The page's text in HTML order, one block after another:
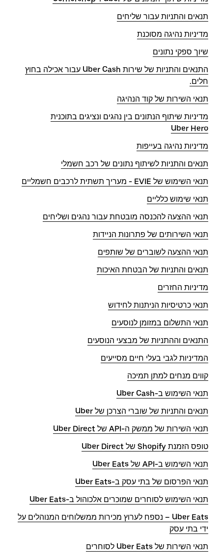
תנאים והתניות עבור שליחים
מדיניות נהיגה מסוכנת
שיוך ספקי נתונים
התנאים והתניות של שירות Uber Cash עבור אכילה בחוץ
חלים.
תנאי השירות של קוד הנהיגה
מדיניות שיתוף הנתונים בין נהגים ונציגים בתוכנית
Uber Hero
מדיניות נהיגה בעייפות
תנאים והתניות לשיתוף נתונים של רכב חשמלי
תנאי השימוש של EVIE - מעריך תשתית לרכבים חשמליים
תנאי שימוש כלליים
תנאי ההצעה להכנסה מובטחת עבור נהגים ושליחים
תנאי השירותים של פתרונות הניידות
תנאי ההצעה לשוברים של שותפים
תנאים והתניות של הבטחת האיכות
מדיניות החזרים
תנאי כרטיסיות הניתנות לחידוש
תנאי התשלום במזומן לנוסעים
התנאים וההתניות של מבצעי הנוסעים
המדיניות לגבי בעלי חיים מסייעים
קווים מנחים למתן תמיכה
תנאי השימוש ב-Uber Cash
תנאים והתניות של שוברי הצרכן של Uber
תנאי השירות של ממשק ה-API של Uber Direct
טופס הזמנת Shopify של Uber Direct
תנאי השימוש ב-API של Uber Eats
תנאי הפרסום של בתי עסק ב-Uber Eats
תנאי השימוש לסוחרים שמוכרים אלכוהול ב-Uber Eats
Uber Eats – נספח לערוץ מכירות ממשלוחים המנוהלים על
ידי בתי עסק
תנאי השירות של Uber Eats לסוחרים